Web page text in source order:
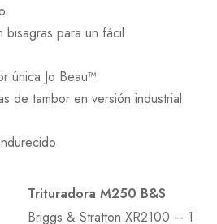
bisagras para un fácil
única Jo Beau™
de tambor en versión industrial
Trituradora M250 B&S
Briggs & Stratton XR2100 – 1